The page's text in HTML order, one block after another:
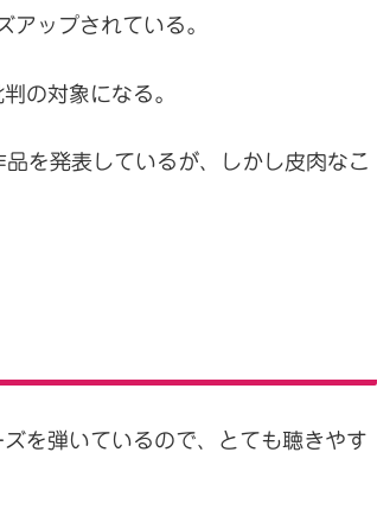
ップされている。
の対象になる。
を発表しているが、しかし皮肉なこ
を弾いているので、とても聴きやす